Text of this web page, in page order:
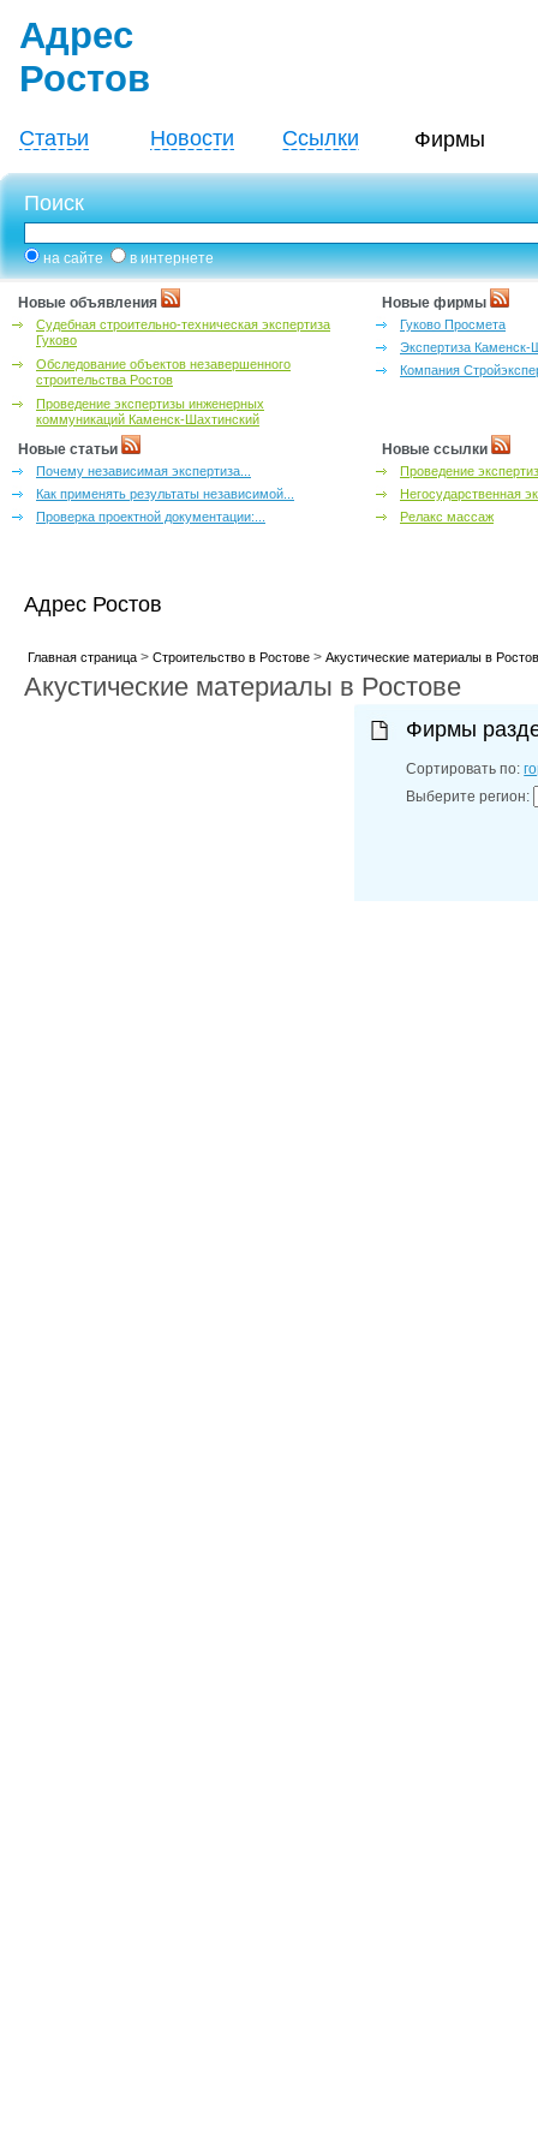
Адрес
Ростов
Статьи Новости Ссылки Фирмы
Поиск
на сайте в интернете
Новые объявления
Судебная строительно-техническая экспертиза
Гуково
Обследование объектов незавершенного
строительства Ростов
Проведение экспертизы инженерных
коммуникаций Каменск-Шахтинский
Новые фирмы
Гуково Просмета
Экспертиза Каменск-
Компания
Новые статьи
Почему независимая экспертиза...
Как применять результаты независимой...
Проверка проектной документации:...
Новые ссылки
Проведение
Негосударственная
Релакс массаж
Адрес Ростов
Главная страница> Строительство в Ростове> Акустические материалы в
Акустические материалы в Ростове
Фирмы
Сортировать по:
Выберите регион: